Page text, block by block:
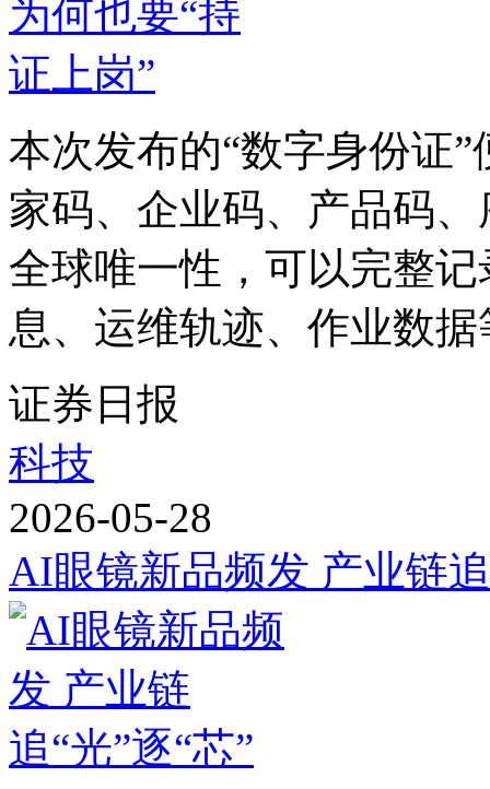
本次发布的“数字身份证
家码、企业码、产品码
全球唯一性，可以完整
息、运维轨迹、作业数
证券日报
科技
2026-05-28
AI眼镜新品频发 产业链